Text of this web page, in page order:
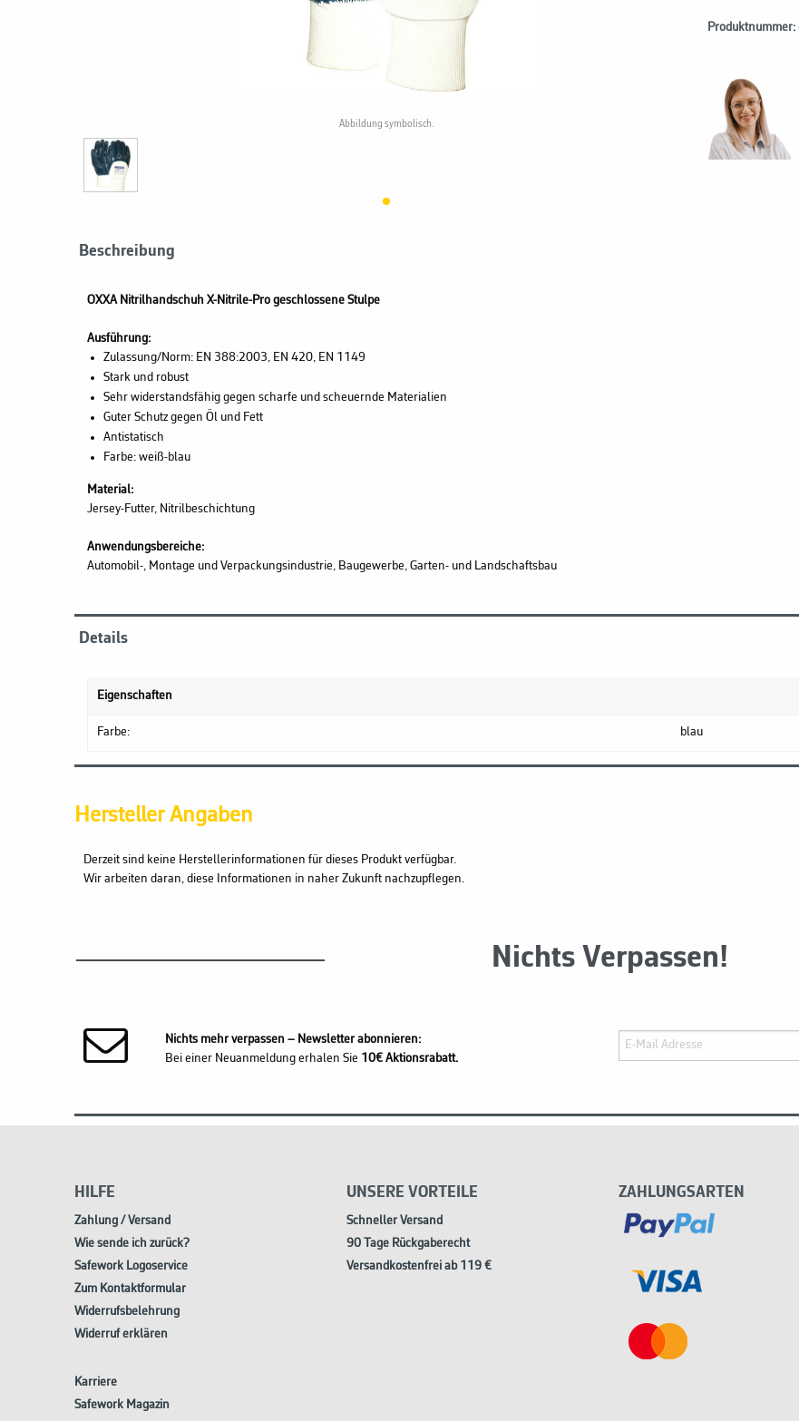
Abbildung symbolisch.
Produktnummer:
Beschreibung
OXXA Nitrilhandschuh X-Nitrile-Pro geschlossene Stulpe
Ausführung:
Zulassung/Norm: EN 388:2003, EN 420, EN 1149
Stark und robust
Sehr widerstandsfähig gegen scharfe und scheuernde Materialien
Guter Schutz gegen Öl und Fett
Antistatisch
Farbe: weiß-blau
Material:
Jersey-Futter, Nitrilbeschichtung
Anwendungsbereiche:
Automobil-, Montage und Verpackungsindustrie, Baugewerbe, Garten- und Landschaftsbau
Details
Eigenschaften
Farbe: blau
Hersteller Angaben
Derzeit sind keine Herstellerinformationen für dieses Produkt verfügbar.
Wir arbeiten daran, diese Informationen in naher Zukunft nachzupflegen.
Nichts Verpassen!
Nichts mehr verpassen – Newsletter abonnieren:
Bei einer Neuanmeldung erhalen Sie 10€ Aktionsrabatt.
HILFE
Zahlung / Versand
Wie sende ich zurück?
Safework Logoservice
Zum Kontaktformular
Widerrufsbelehrung
Widerruf erklären
Karriere
Safework Magazin
UNSERE VORTEILE
Schneller Versand
90 Tage Rückgaberecht
Versandkostenfrei ab 119 €
ZAHLUNGSARTEN